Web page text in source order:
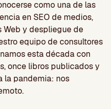
como una de las
en SEO de medios,
Web y despliegue de
equipo de consultores
esta década con
once libros publicados y
la pandemia: nos